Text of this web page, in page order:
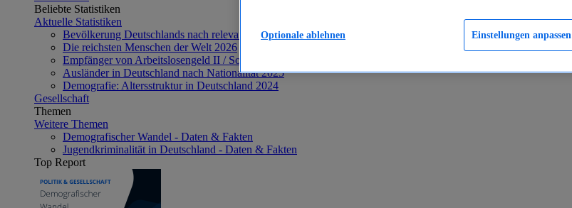
Beliebte Statistiken
Aktuelle Statistiken
Bevölkerung Deutschlands nach relevanten Altersgruppen 2024
Die reichsten Menschen der Welt 2026
Empfänger von Arbeitslosengeld II / Sozialgeld / Bürgergeld in Deutschland 2005-2025
Ausländer in Deutschland nach Nationalität 2025
Demografie: Altersstruktur in Deutschland 2024
Gesellschaft
Themen
Weitere Themen
Demografischer Wandel - Daten & Fakten
Jugendkriminalität in Deutschland - Daten & Fakten
Top Report
Einstellungen anpassen
Optionale ablehnen